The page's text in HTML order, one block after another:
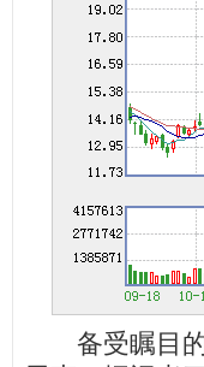
备受瞩目的